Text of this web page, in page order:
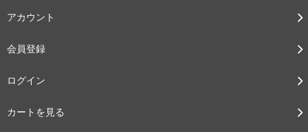
アカウント
会員登録
ログイン
カートを見る